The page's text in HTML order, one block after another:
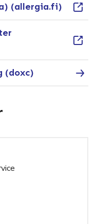
(allergia.fi)
(doxc)